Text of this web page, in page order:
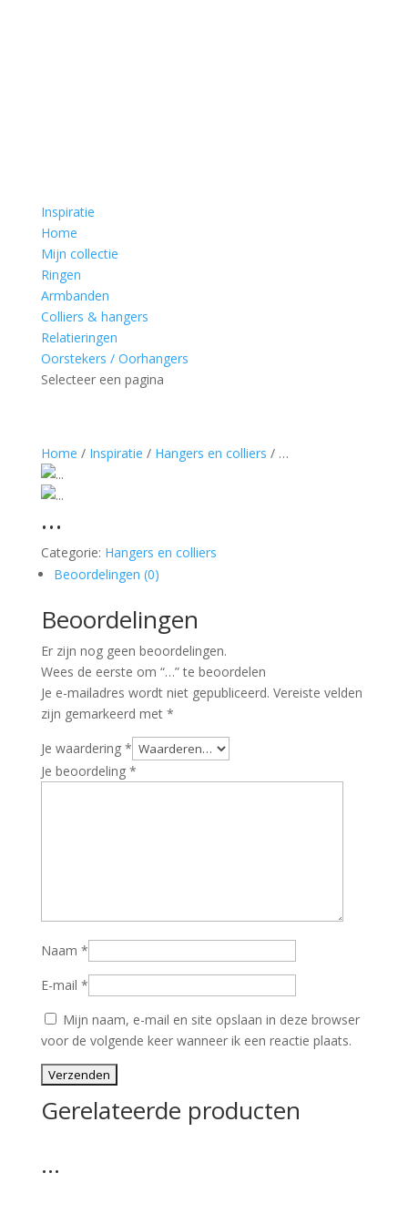
Inspiratie
Home
Mijn collectie
Ringen
Armbanden
Colliers & hangers
Relatieringen
Oorstekers / Oorhangers
Selecteer een pagina
Home / Inspiratie / Hangers en colliers / …
…
Categorie: Hangers en colliers
Beoordelingen (0)
Beoordelingen
Er zijn nog geen beoordelingen.
Wees de eerste om “…” te beoordelen
Je e-mailadres wordt niet gepubliceerd. Vereiste velden
zijn gemarkeerd met *
Je waardering *
Je beoordeling *
Naam *
E-mail *
Mijn naam, e-mail en site opslaan in deze browser
voor de volgende keer wanneer ik een reactie plaats.
Gerelateerde producten
…